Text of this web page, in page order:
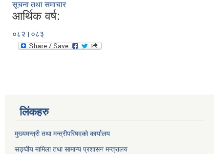
सूचना तथा समाचार
आर्थिक वर्ष:
०८२।०८३
लिंकहरु
मुख्यमन्त्री तथा मन्त्रीपरिषदको कार्यालय
सङ्घीय मामिला तथा सामान्य प्रशासन मन्त्रालय